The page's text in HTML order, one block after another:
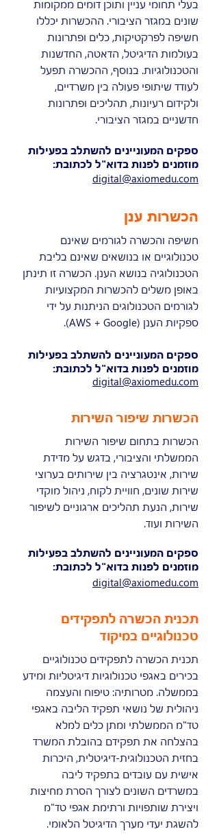
בעלי תחומי עניין ותוכן דומים ממקומות
שונים במגזר הציבורי. ההכשרות יכללו
חשיפה לפרקטיקות, כלים ופתרונות
בעולמות הדיגיטל, הדאטה, החדשנות
והטכנולוגיות. בנוסף, ההכשרה תפעל
לעודד שיתופי פעולה בין משרדיים,
ולקידום רעיונות, תהליכים ופתרונות
חדשניים במגזר הציבורי.
digital@axiomedu.com
ספקים המעוניינים להשתלב בפעילות
מוזמנים לפנות בדוא"ל לכתובת:
הכשרות ענן
חשיפה והכשרה לגורמים שאינם
טכנולוגיים או בנושאים שאינם בליבת
הטכנולוגיה בנושא הענן. הכשרה זו תינתן
באופן משלים להכשרות המקצועיות
לגורמים הטכנולוגים הניתנות על ידי
ספקיות הענן (AWS + Google).
digital@axiomedu.com
ספקים המעוניינים להשתלב בפעילות
מוזמנים לפנות בדוא"ל לכתובת:
הכשרות שיפור השירות
הכשרות בתחום שיפור השירות
הממשלתי והציבורי, בדגש על מדידת
שירות, אינטגרציה בין שירותים בערוצי
שירות שונים, חוויית לקוח, ניהול מוקדי
שירות, הנעת תהליכים ארגוניים לשיפור
השירות ועוד.
digital@axiomedu.com
ספקים המעוניינים להשתלב בפעילות
מוזמנים לפנות בדוא"ל לכתובת:
תכנית הכשרה לתפקידים
טכנולוגיים במיקוד
תכנית הכשרה לתפקידים טכנולוגיים
בכירים באגפי טכנולוגיות דיגיטליות ומידע
בממשלה. מטרותיה: טיפוח והעצמה
ניהולית של נושאי תפקיד הליבה באגפי
טד"מ הממשלתי ומתן כלים למלא
בהצלחה את תפקידם בהובלת המשרד
בחזית הטכנולוגית-דיגיטלית, היכרות
אישית עם עובדים בתפקיד ליבה
במשרדים השונים לצורך הסרת מחיצות
ויצירת שותפויות ורתימת אגפי טד"מ
להשגת יעדי מערך הדיגיטל הלאומי.